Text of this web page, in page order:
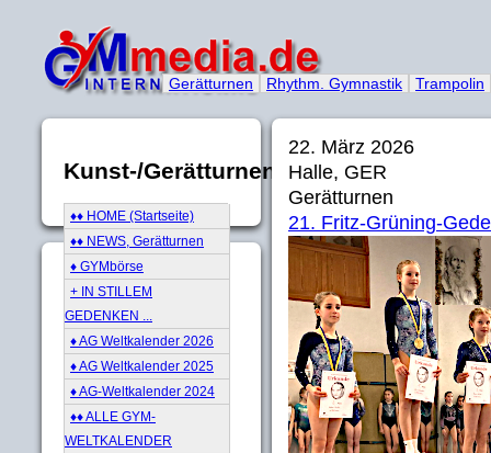
Gerätturnen Rhythm. Gymnastik Trampolin
Kunst-/Gerätturnen
♦♦ HOME (Startseite)
♦♦ NEWS, Gerätturnen
♦ GYMbörse
+ IN STILLEM
GEDENKEN ...
♦ AG Weltkalender 2026
♦ AG Weltkalender 2025
♦ AG-Weltkalender 2024
♦♦ ALLE GYM-
WELTKALENDER
22. März 2026
Halle, GER
Gerätturnen
21. Fritz-Grüning-